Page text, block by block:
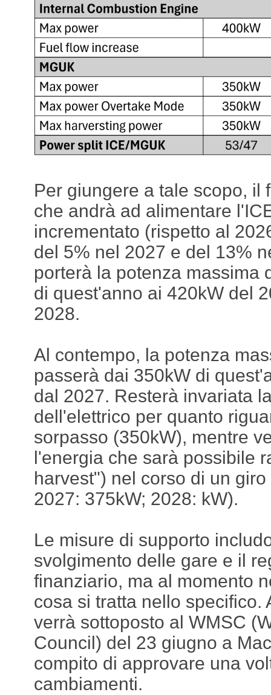
Per giungere a tale scopo, il
che andrà ad alimentare
incrementato (rispetto al
del 5% nel 2027 e del 13%
porterà la potenza massima
di quest'anno ai 420kW del
2028.
Al contempo, la potenza
passerà dai 350kW di
dal 2027. Resterà invariata
dell'elettrico per quanto
sorpasso (350kW), mentre
l'energia che sarà possibile
harvest") nel corso di un
2027: 375kW; 2028: kW).
Le misure di supporto
svolgimento delle gare e il
finanziario, ma al momento
cosa si tratta nello specifico.
verrà sottoposto al WMSC
Council) del 23 giugno a
compito di approvare una
cambiamenti.